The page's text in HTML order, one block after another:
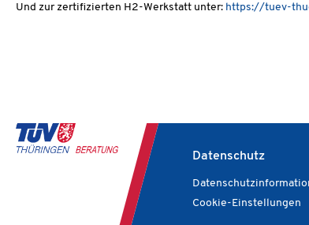
Und zur zertifizierten H2-Werkstatt unter: https://tuev-
Datenschutz
Cookie-Einstellungen